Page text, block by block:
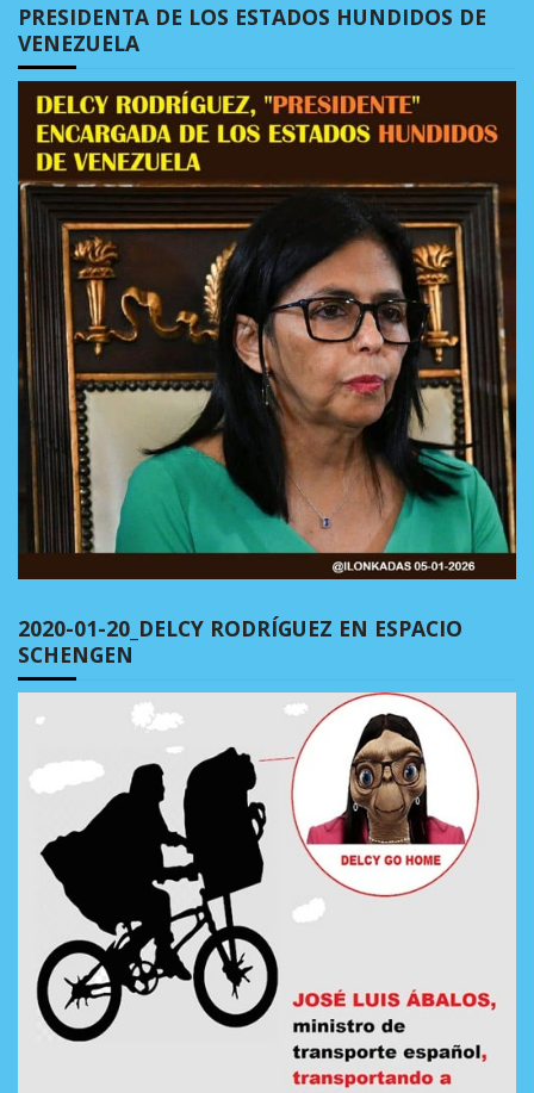
PRESIDENTA DE LOS ESTADOS HUNDIDOS DE
VENEZUELA
2020-01-20_DELCY RODRÍGUEZ EN ESPACIO
SCHENGEN